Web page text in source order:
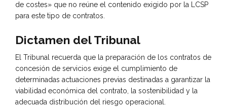
de costes» que no reúne el contenido exigido por la LCSP
para este tipo de contratos.
Dictamen del Tribunal
El Tribunal recuerda que la preparación de los contratos de
concesión de servicios exige el cumplimiento de
determinadas actuaciones previas destinadas a garantizar la
viabilidad económica del contrato, la sostenibilidad y la
adecuada distribución del riesgo operacional.